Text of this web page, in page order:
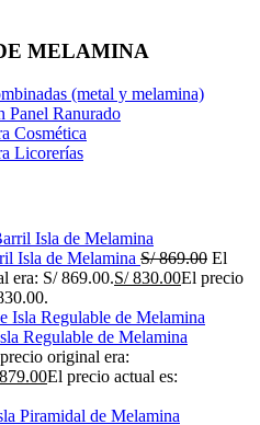
MELAMINA
(metal y melamina)
Panel Ranurado
Cosmética
Licorerías
Isla de Melamina S/869.00 El
era: S/ 869.00.S/830.00El precio
Regulable de Melamina
original era:
El precio actual es: